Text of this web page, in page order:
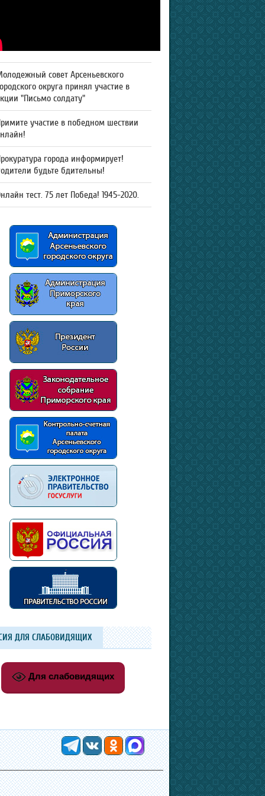
совет Арсеньевского
округа принял участие в
"Письмо солдату"
участие в победном шествии
города информирует!
будьте бдительны!
тест. 75 лет Победа! 1945-2020.
ДЛЯ СЛАБОВИДЯЩИХ
Для слабовидящих